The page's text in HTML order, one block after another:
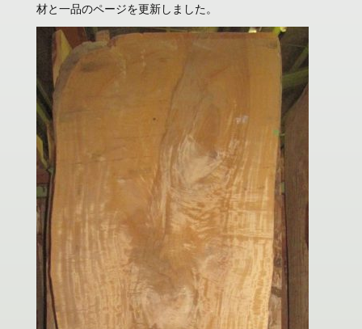
材と一品のページを更新しました。